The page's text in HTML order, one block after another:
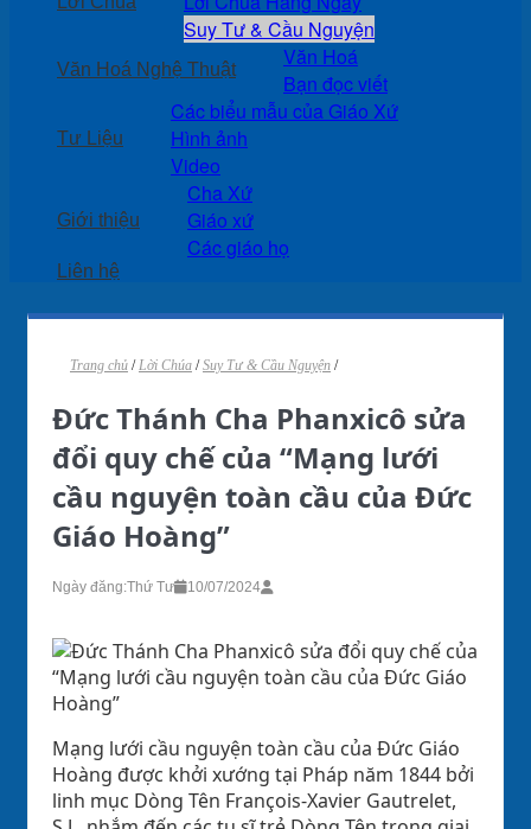
Suy Tư & Cầu Nguyện
Văn Hoá Nghệ Thuật
Văn Hoá
Bạn đọc viết
Tư Liệu
Các biểu mẫu của Giáo Xứ
Hình ảnh
Video
Giới thiệu
Cha Xứ
Giáo xứ
Các giáo họ
Liên hệ
Trang chủ /Lời Chúa /Suy Tư & Cầu Nguyện /
Đức Thánh Cha Phanxicô sửa
đổi quy chế của “Mạng lưới
cầu nguyện toàn cầu của Đức
Giáo Hoàng”
Ngày đăng:Thứ Tư 10/07/2024
Mạng lưới cầu nguyện toàn cầu của Đức Giáo
Hoàng được khởi xướng tại Pháp năm 1844 bởi
linh mục Dòng Tên François-Xavier Gautrelet,